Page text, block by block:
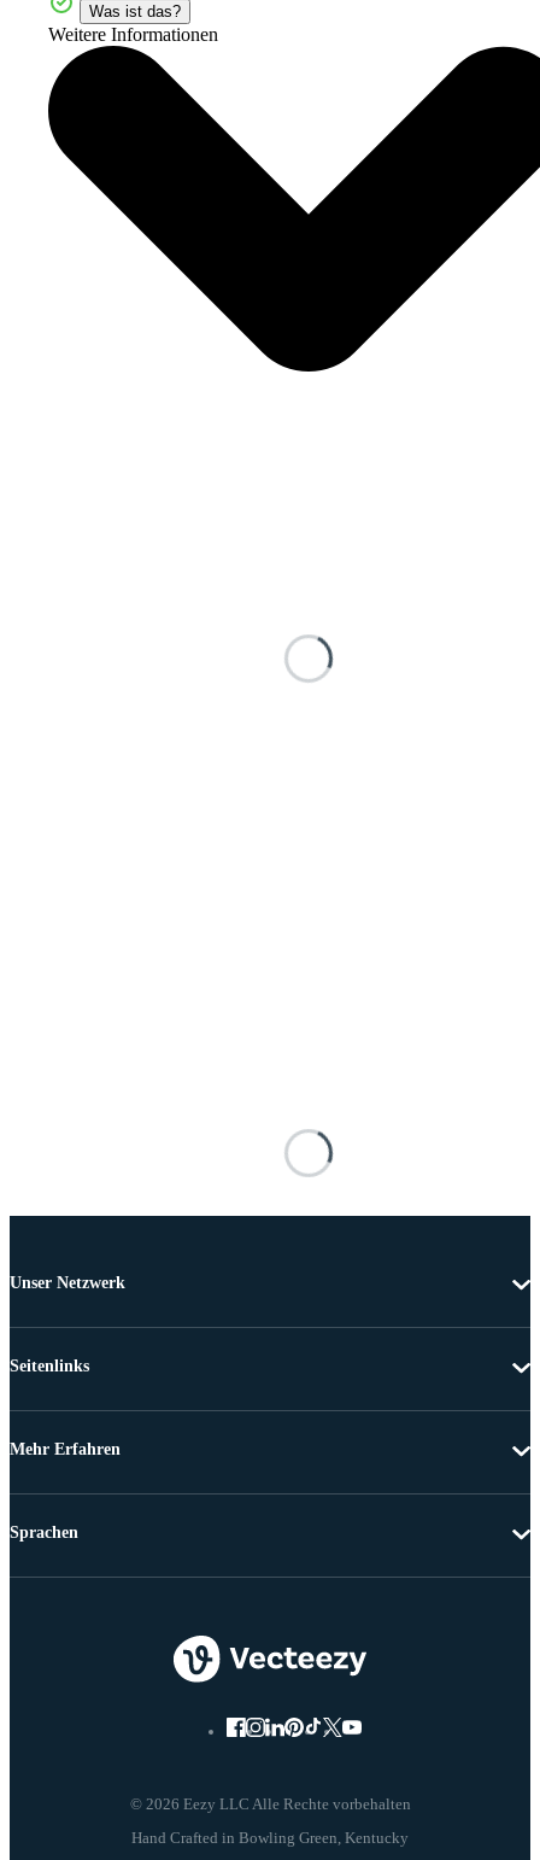
Was ist das?
Weitere Informationen
Unser Netzwerk
Seitenlinks
Mehr Erfahren
© 2026 Eezy LLC Alle Rechte vorbehalten
Sprachen